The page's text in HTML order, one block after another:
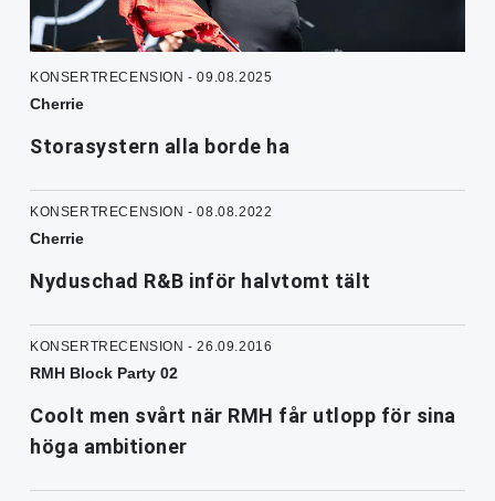
KONSERTRECENSION - 09.08.2025
Cherrie
Storasystern alla borde ha
KONSERTRECENSION - 08.08.2022
Cherrie
Nyduschad R&B inför halvtomt tält
KONSERTRECENSION - 26.09.2016
RMH Block Party 02
Coolt men svårt när RMH får utlopp för sina
höga ambitioner